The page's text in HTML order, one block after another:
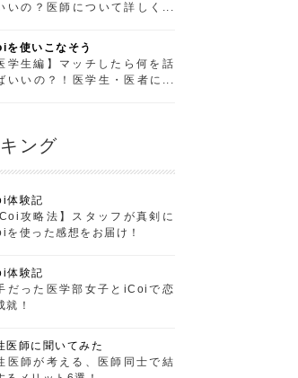
いの？医師について詳しくな
を使いこなそう
学生編】マッチしたら何を話
いいの？！医学生・医者につ
ング
体験記
攻略法】スタッフが真剣に
を使った感想をお届け！
体験記
だった医学部女子とiCoiで恋
就！
医師に聞いてみた
医師が考える、医師同士で結